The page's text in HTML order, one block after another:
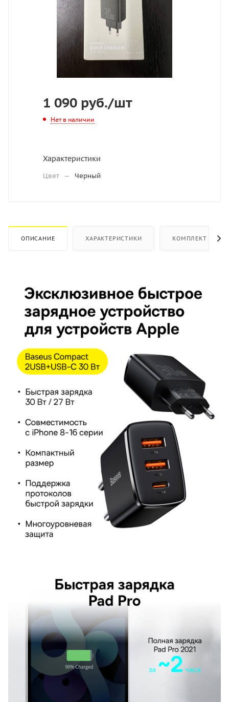
1 090 руб./шт
Нет в наличии
Характеристики
Цвет — Черный
ОПИСАНИЕ ХАРАКТЕРИСТИКИ КОМПЛЕКТ